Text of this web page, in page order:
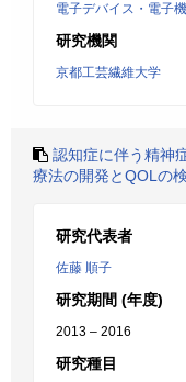
電子デバイス・電子
研究機関
京都工芸繊維大学
認知症に伴う精神
療法の開発とQOLの
研究代表者
佐藤 順子
研究期間 (年度)
2013 – 2016
研究種目